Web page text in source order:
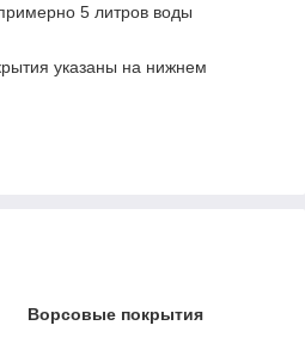
5 литров воды
указаны на нижнем
Ворсовые покрытия